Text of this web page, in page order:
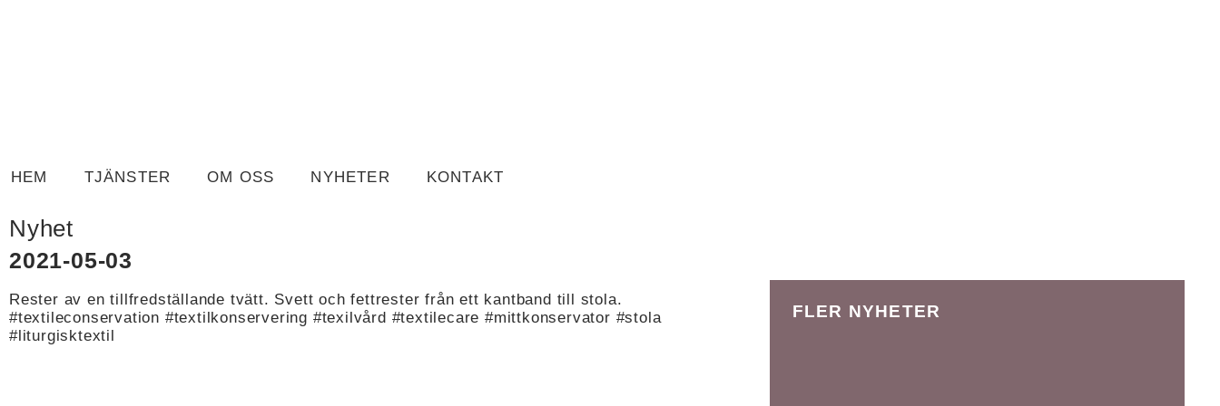
HEM TJÄNSTER OM OSS NYHETER KONTAKT
Nyhet
2021-05-03
Rester av en tillfredställande tvätt. Svett och fettrester från ett kantband till stola.
#textileconservation #textilkonservering #texilvård #textilecare #mittkonservator #stola
#liturgisktextil
FLER NYHETER